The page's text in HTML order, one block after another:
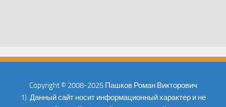
Copyright © 2008-2025 Пашков Роман Викторович
1). Данный сайт носит информационный характер и не